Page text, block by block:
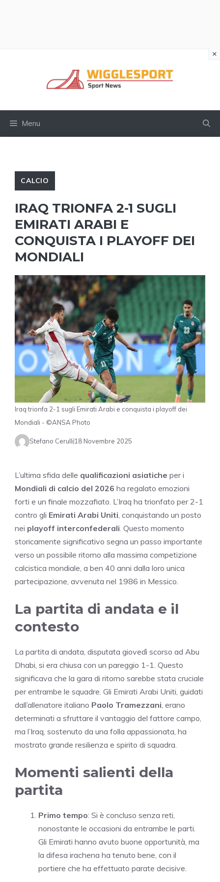
Menu
CALCIO
IRAQ TRIONFA 2-1 SUGLI
EMIRATI ARABI E
CONQUISTA I PLAYOFF DEI
MONDIALI
Iraq trionfa 2-1 sugli Emirati Arabi e conquista i playoff dei
Mondiali - ©ANSA Photo
Stefano Cerulli18 Novembre 2025
L’ultima sfida delle qualificazioni asiatiche per i
Mondiali di calcio del 2026 ha regalato emozioni
forti e un finale mozzafiato. L’Iraq ha trionfato per 2-1
contro gli Emirati Arabi Uniti , conquistando un posto
nei playoff interconfederali . Questo momento
storicamente significativo segna un passo importante
verso un possibile ritorno alla massima competizione
calcistica mondiale, a ben 40 anni dalla loro unica
partecipazione, avvenuta nel 1986 in Messico.
La partita di andata e il
contesto
La partita di andata, disputata giovedì scorso ad Abu
Dhabi, si era chiusa con un pareggio 1-1. Questo
significava che la gara di ritorno sarebbe stata cruciale
per entrambe le squadre. Gli Emirati Arabi Uniti, guidati
dall’allenatore italiano Paolo Tramezzani , erano
determinati a sfruttare il vantaggio del fattore campo,
ma l’Iraq, sostenuto da una folla appassionata, ha
mostrato grande resilienza e spirito di squadra.
Momenti salienti della
partita
Primo tempo: Si è concluso senza reti,
nonostante le occasioni da entrambe le parti.
Gli Emirati hanno avuto buone opportunità, ma
la difesa irachena ha tenuto bene, con il
portiere che ha effettuato parate decisive.
×